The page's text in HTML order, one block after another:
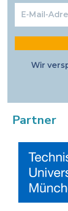
Mail-
Adresse
*
Wir
Partner